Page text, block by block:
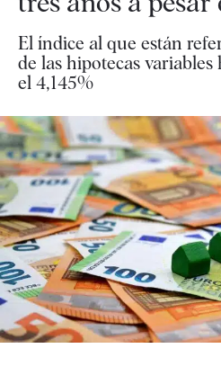
El índice al que están
de las hipotecas
el 4,145%